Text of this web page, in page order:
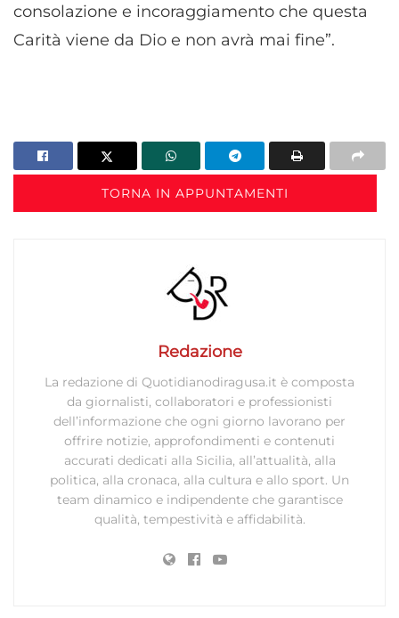
consolazione e incoraggiamento che questa
Carità viene da Dio e non avrà mai fine”.
TORNA IN APPUNTAMENTI
Redazione
La redazione di Quotidianodiragusa.it è composta
da giornalisti, collaboratori e professionisti
dell’informazione che ogni giorno lavorano per
offrire notizie, approfondimenti e contenuti
accurati dedicati alla Sicilia, all’attualità, alla
politica, alla cronaca, alla cultura e allo sport. Un
team dinamico e indipendente che garantisce
qualità, tempestività e affidabilità.